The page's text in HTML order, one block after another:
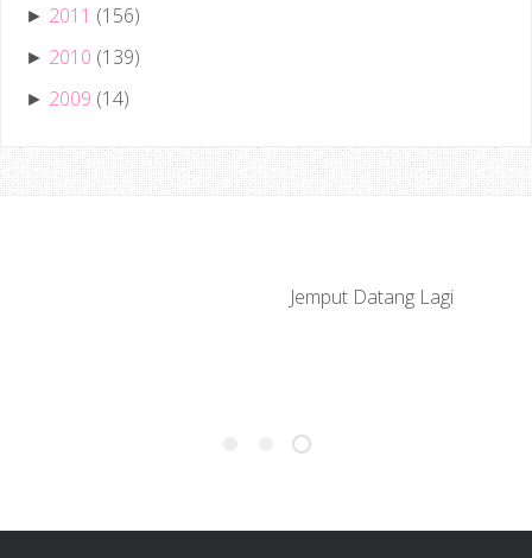
► 2011 (156)
► 2010 (139)
► 2009 (14)
Jemput Datang Lagi